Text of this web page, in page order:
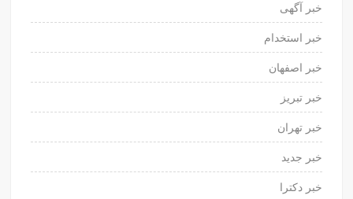
خبر آگهی
خبر استخدام
خبر اصفهان
خبر تبریز
خبر تهران
خبر جدید
خبر دکترا